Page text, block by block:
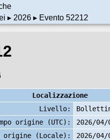
▸ 2026▸ Evento 52212
Localizzazione
Livello:
origine (UTC):
2026/
origine (Locale):
2026/